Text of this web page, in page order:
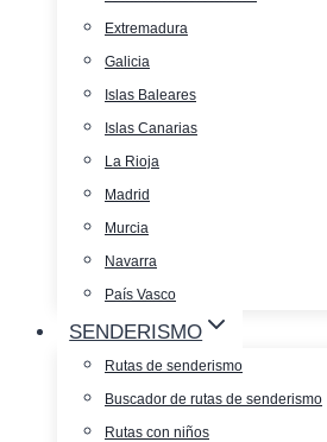
Extremadura
Galicia
Islas Baleares
Islas Canarias
La Rioja
Madrid
Murcia
Navarra
País Vasco
SENDERISMO
Rutas de senderismo
Buscador de rutas de senderismo
Rutas con niños